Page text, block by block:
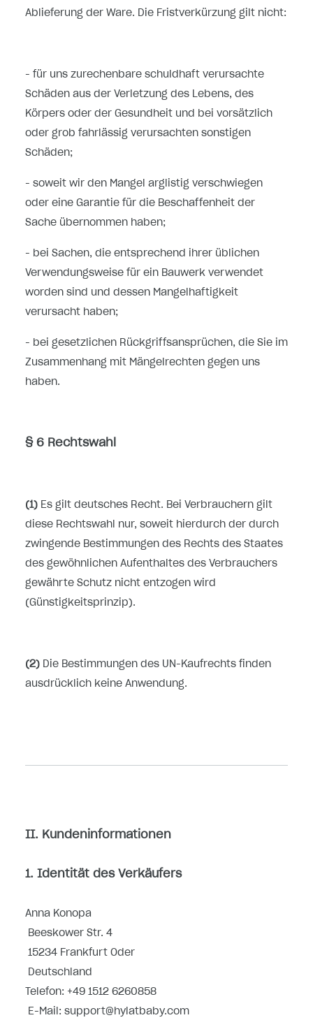
Ablieferung der Ware. Die Fristverkürzung gilt nicht:
- für uns zurechenbare schuldhaft verursachte
Schäden aus der Verletzung des Lebens, des
Körpers oder der Gesundheit und bei vorsätzlich
oder grob fahrlässig verursachten sonstigen
Schäden;
- soweit wir den Mangel arglistig verschwiegen
oder eine Garantie für die Beschaffenheit der
Sache übernommen haben;
- bei Sachen, die entsprechend ihrer üblichen
Verwendungsweise für ein Bauwerk verwendet
worden sind und dessen Mangelhaftigkeit
verursacht haben;
- bei gesetzlichen Rückgriffsansprüchen, die Sie im
Zusammenhang mit Mängelrechten gegen uns
haben.
§ 6 Rechtswahl
(1) Es gilt deutsches Recht. Bei Verbrauchern gilt
diese Rechtswahl nur, soweit hierdurch der durch
zwingende Bestimmungen des Rechts des Staates
des gewöhnlichen Aufenthaltes des Verbrauchers
gewährte Schutz nicht entzogen wird
(Günstigkeitsprinzip).
(2) Die Bestimmungen des UN-Kaufrechts finden
ausdrücklich keine Anwendung.
II. Kundeninformationen
1. Identität des Verkäufers
Anna Konopa
Beeskower Str. 4
15234 Frankfurt Oder
Deutschland
Telefon: +49 1512 6260858
E-Mail: support@hylatbaby.com